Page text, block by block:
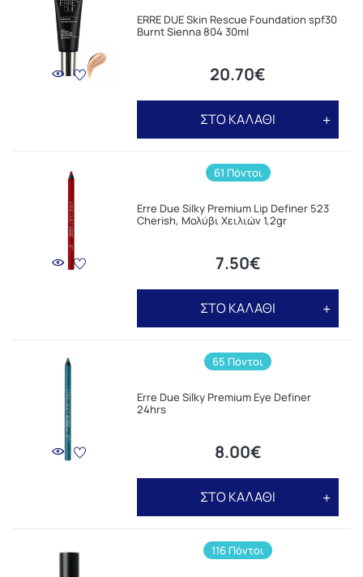
ERRE DUE Skin Rescue Foundation spf30
Burnt Sienna 804 30ml
20.70€
ΣΤΟ ΚΑΛΑΘΙ
61 Πόντοι
Erre Due Silky Premium Lip Definer 523
Cherish, Μολύβι Χειλιών 1,2gr
7.50€
ΣΤΟ ΚΑΛΑΘΙ
65 Πόντοι
Erre Due Silky Premium Eye Definer
24hrs
8.00€
ΣΤΟ ΚΑΛΑΘΙ
116 Πόντοι